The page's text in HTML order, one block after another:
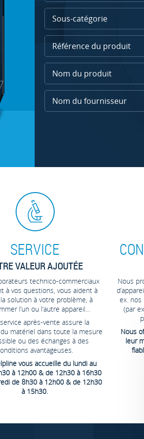
Sous-catégorie
Nom du fournisseur
SERVICE
VALEUR AJOUTÉE
technico-commerciaux
à vos questions, vous aident à
solution à votre problème, à
l’un ou l’autre appareil…
après-vente assure la
matériel dans toute la mesure
ou des échanges à des
avantageuses.
vous accueille du lundi au
à 12h00 & de 12h30 à 16h30
de 8h30 à 12h00 & de 12h30
à 15h30.
Nous
ex. nos
(par
Nous
leur